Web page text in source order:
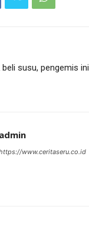
susu, pengemis ini
admin
www.ceritaseru.co.id